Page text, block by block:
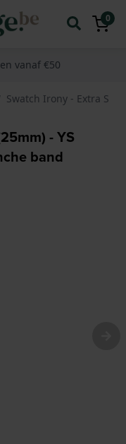
0
vanaf €50
Swatch Irony - Extra
- YS
band